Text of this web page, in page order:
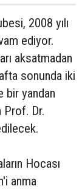
2008 yılı
ediyor.
aksatmadan
sonunda iki
bir yandan
Prof. Dr.
Hocası
anma